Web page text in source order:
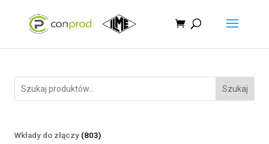
Szukaj
Wkłady do złączy 803803